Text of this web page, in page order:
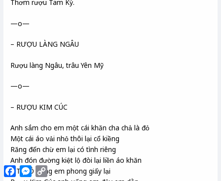
Thơm rượu Tam Kỳ.
—o—
– RƯỢU LÀNG NGÂU
Rượu làng Ngâu, trâu Yên Mỹ
—o—
– RƯỢU KIM CÚC
Anh sắm cho em một cái khăn cha chả là đỏ
Một cái áo vải nhỏ thôi lại cổ kiềng
Răng đến chừ em lại có tình riêng
Anh đón đường kiệt lộ đòi lại liền áo khăn
– Trà Ô Long em phong giấy lại
FacebookMessenger
Copy
Link